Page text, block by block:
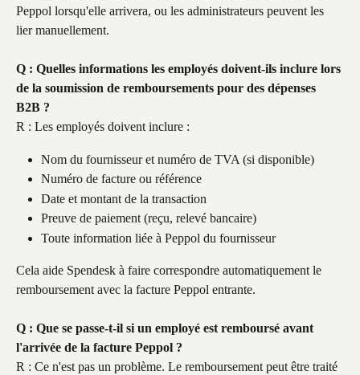
Peppol lorsqu'elle arrivera, ou les administrateurs peuvent les
lier manuellement.
Q : Quelles informations les employés doivent-ils inclure lors
de la soumission de remboursements pour des dépenses
B2B ?
R : Les employés doivent inclure :
Nom du fournisseur et numéro de TVA (si disponible)
Numéro de facture ou référence
Date et montant de la transaction
Preuve de paiement (reçu, relevé bancaire)
Toute information liée à Peppol du fournisseur
Cela aide Spendesk à faire correspondre automatiquement le
remboursement avec la facture Peppol entrante.
Q : Que se passe-t-il si un employé est remboursé avant
l'arrivée de la facture Peppol ?
R : Ce n'est pas un problème. Le remboursement peut être traité